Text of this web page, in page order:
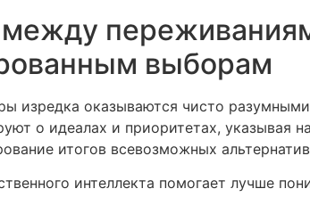
выборам
изредка оказываются чисто
о идеалах и приоритетах, указывая
итогов всевозможных
интеллекта помогает лучше